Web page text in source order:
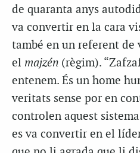
de quaranta anys
va convertir en la cara
també en un referent de
el majzén (règim).
entenem. És un home
veritats sense por en
controlen aquest
es va convertir en el